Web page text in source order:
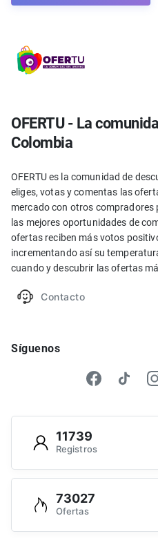
OFERTU - La
Colombia
OFERTU es la comunidad de
eliges, votas y comentas las
mercado con otros
las mejores oportunidades de
ofertas reciben más votos
incrementando así su
cuando y descubrir las ofertas
Contacto
Síguenos
11739
Registros
73027
Ofertas